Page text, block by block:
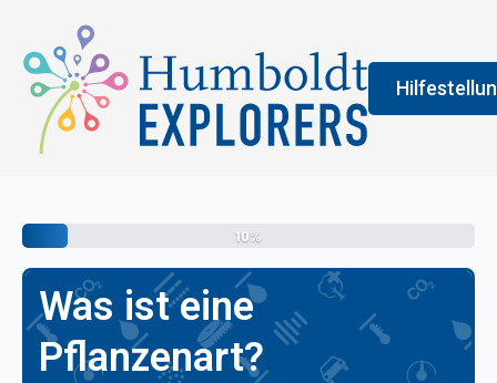
An der
erledigen
vermittelt
10%
Was ist eine
Pflanzenart?